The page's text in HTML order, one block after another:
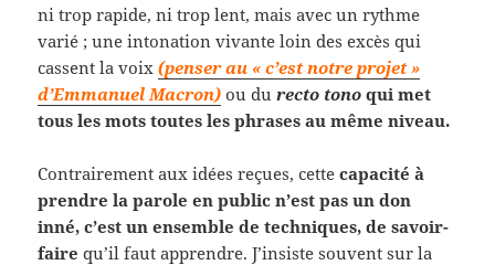
ni trop rapide, ni trop lent, mais avec un rythme
varié ; une intonation vivante loin des excès qui
cassent la voix(penser au « c’est notre projet »
d’Emmanuel Macron) ou durecto tono qui met
tous les mots toutes les phrases au même niveau.
Contrairement aux idées reçues, cettecapacité à
prendre la parole en public n’est pas un don
inné, c’est un ensemble de techniques, de savoir-
faire qu’il faut apprendre. J’insiste souvent sur la